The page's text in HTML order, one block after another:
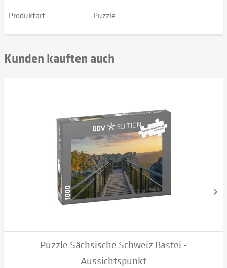
Produktart Puzzle
Kunden kauften auch
Puzzle Sächsische Schweiz Bastei -
Aussichtspunkt